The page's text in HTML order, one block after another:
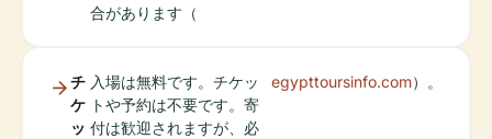
合があります（
チ
ケ
ッ
入場は無料です。チケッ
トや予約は不要です。寄
付は歓迎されますが、必
egypttoursinfo.com）。